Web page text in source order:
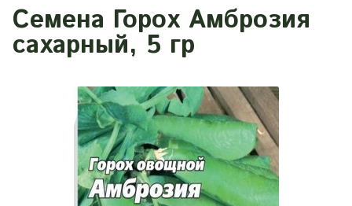
Семена Горох Амброзия
сахарный, 5 гр